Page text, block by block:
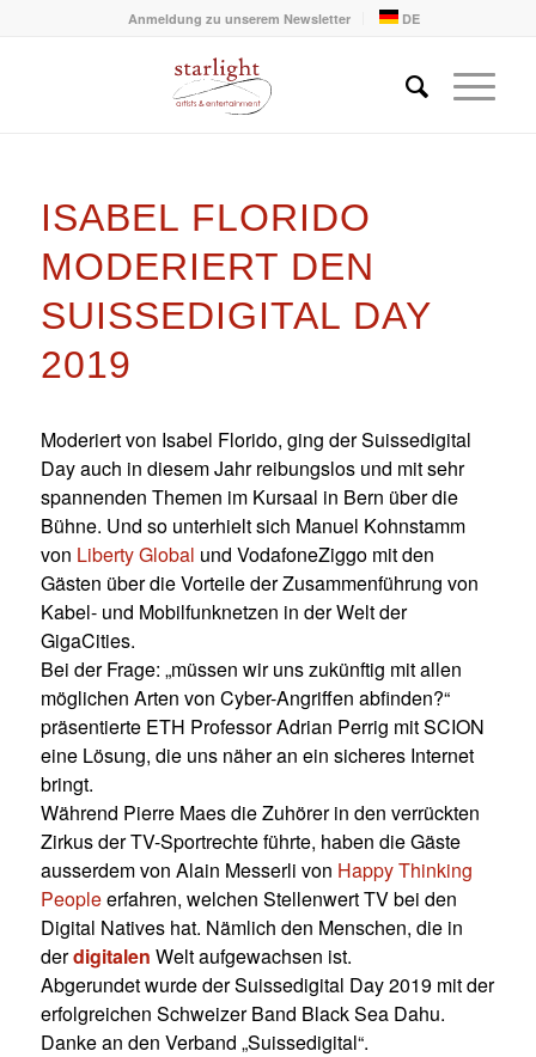
Anmeldung zu unserem Newsletter DE
ISABEL FLORIDO
MODERIERT DEN
SUISSEDIGITAL DAY
2019
Moderiert von Isabel Florido, ging der Suissedigital
Day auch in diesem Jahr reibungslos und mit sehr
spannenden Themen im Kursaal in Bern über die
Bühne. Und so unterhielt sich Manuel Kohnstamm
von Liberty Global und VodafoneZiggo mitden
Gästen über die Vorteile der Zusammenführung von
Kabel- und Mobilfunknetzen in der Welt der
GigaCities.
Bei der Frage: „müssen wir uns zukünftig mit allen
möglichen Arten von Cyber-Angriffen abfinden?“
präsentierte ETH Professor Adrian Perrig mit SCION
eine Lösung, die uns näher an ein sicheres Internet
bringt.
Während Pierre Maes die Zuhörer in den verrückten
Zirkus der TV-Sportrechte führte, haben die Gäste
ausserdem von Alain Messerli von Happy Thinking
Peopleerfahren, welchen Stellenwert TV bei den
Digital Natives hat. Nämlich den Menschen, die in
derdigitalen Welt aufgewachsen ist.
Abgerundet wurde der Suissedigital Day 2019 mit der
erfolgreichen Schweizer Band Black Sea Dahu.
Danke an den Verband „Suissedigital“.